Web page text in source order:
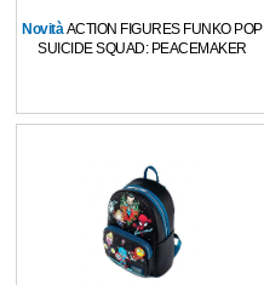
NovitàACTION FIGURES FUNKO POP
SUICIDE SQUAD: PEACEMAKER